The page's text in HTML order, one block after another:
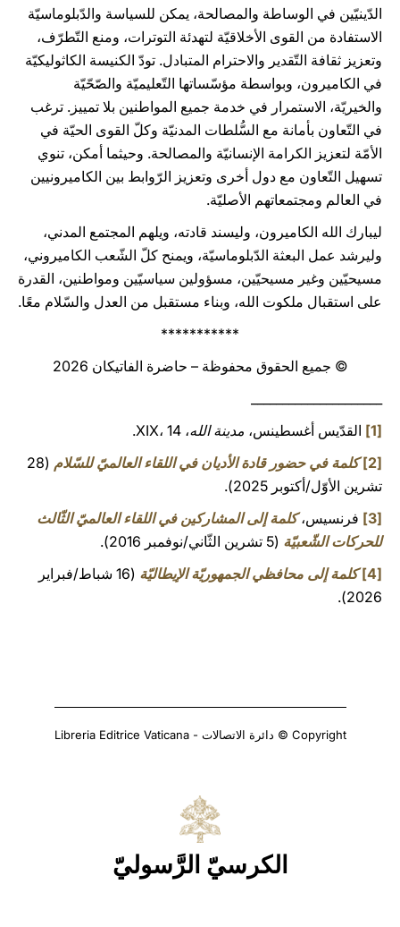
الدّينيّين في الوساطة والمصالحة، يمكن للسياسة والدّبلوماسيّة
الاستفادة من القوى الأخلاقيّة لتهدئة التوترات، ومنع التّطرّف،
وتعزيز ثقافة التّقدير والاحترام المتبادل. تودّ الكنيسة الكاثوليكيّة
في الكاميرون، وبواسطة مؤسّساتها التّعليميّة والصّحّيّة
والخيريّة، الاستمرار في خدمة جميع المواطنين بلا تمييز. ترغب
في التّعاون بأمانة مع السُّلطات المدنيّة وكلّ القوى الحيّة في
الأمّة لتعزيز الكرامة الإنسانيّة والمصالحة. وحيثما أمكن، تنوي
تسهيل التّعاون مع دول أخرى وتعزيز الرّوابط بين الكاميرونيين
في العالم ومجتمعاتهم الأصليّة.
ليبارك الله الكاميرون، وليسند قادته، ويلهم المجتمع المدني،
وليرشد عمل البعثة الدّبلوماسيّة، ويمنح كلّ الشّعب الكاميروني،
مسيحيّين وغير مسيحيّين، مسؤولين سياسيّين ومواطنين، القدرة
على استقبال ملكوت الله، وبناء مستقبل من العدل والسّلام معًا.
***********
© جميع الحقوق محفوظة – حاضرة الفاتيكان 2026
[1]
القدّيس أغسطينس، مدينة الله، XIX، 14.
[2]
كلمة في حضور قادة الأديان في اللقاء العالميّ للسّلام (28
تشرين الأوّل/أكتوبر 2025).
[3]
فرنسيس،كلمة إلى المشاركين في اللقاء العالميّ الثّالث
للحركات الشّعبيّة (5 تشرين الثّاني/نوفمبر 2016).
[4]
كلمة إلى محافظي الجمهوريّة الإيطاليّة
(16 شباط/فبراير
2026).
Copyright © دائرة الاتصالات - Libreria Editrice Vaticana
الكرسيّ الرَّسوليّ